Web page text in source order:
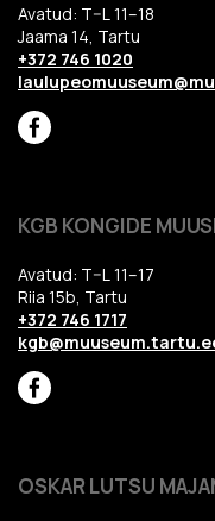
Avatud: T–L 11–18
Jaama 14, Tartu
+372 746 1020
KGB KONGIDE
Avatud: T–L 11–17
Riia 15b, Tartu
+372 746 1717
OSKAR LUTSU